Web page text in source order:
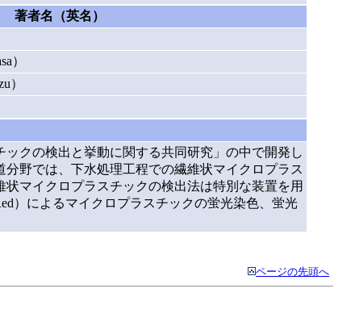
著者名（英名）
）
）
クの検出と挙動に関する共同研究」の中で開発し
野では、下水処理工程での繊維状マイクロプラス
マイクロプラスチックの検出法は特別な装置を用
）によるマイクロプラスチックの蛍光染色、蛍光
ページの先頭へ